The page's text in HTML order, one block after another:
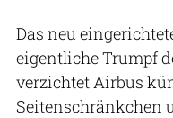
Das neu
eigentliche Trumpf
verzichtet Airbus
Seitenschränkchen